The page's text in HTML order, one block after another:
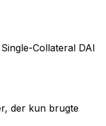
Collateral DAI
der kun brugte